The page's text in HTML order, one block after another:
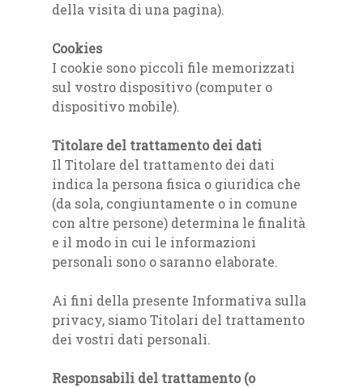
della visita di una pagina).
Cookies
I cookie sono piccoli file memorizzati
sul vostro dispositivo (computer o
dispositivo mobile).
Titolare del trattamento dei dati
Il Titolare del trattamento dei dati
indica la persona fisica o giuridica che
(da sola, congiuntamente o in comune
con altre persone) determina le finalità
e il modo in cui le informazioni
personali sono o saranno elaborate.
Ai fini della presente Informativa sulla
privacy, siamo Titolari del trattamento
dei vostri dati personali.
Responsabili del trattamento (o